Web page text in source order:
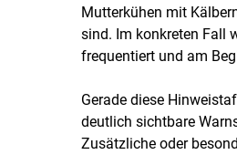
Mutterkühen mit
sind. Im konkreten Fall
frequentiert und am
Gerade diese
deutlich sichtbare
Zusätzliche oder